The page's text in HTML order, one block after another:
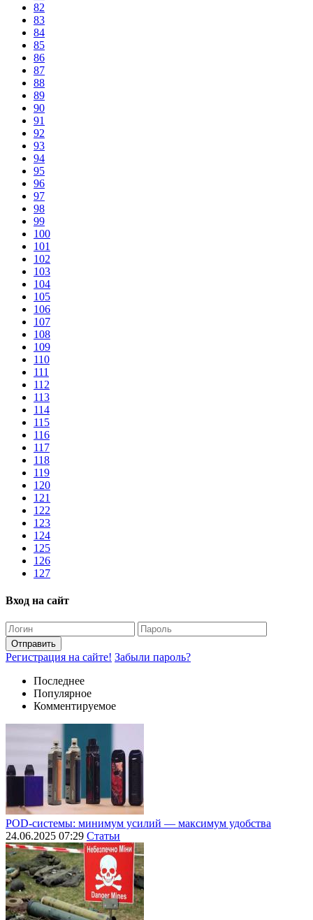
82
83
84
85
86
87
88
89
90
91
92
93
94
95
96
97
98
99
100
101
102
103
104
105
106
107
108
109
110
111
112
113
114
115
116
117
118
119
120
121
122
123
124
125
126
127
Вход на сайт
Отправить
Регистрация на сайте! Забыли пароль?
Последнее
Популярное
Комментируемое
POD-системы: минимум усилий — максимум удобства
24.06.2025 07:29 Статьи